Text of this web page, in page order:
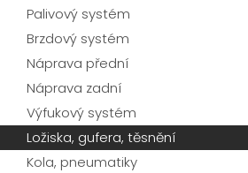
Palivový systém
Brzdový systém
Náprava přední
Náprava zadní
Výfukový systém
Ložiska, gufera, těsnění
Kola, pneumatiky